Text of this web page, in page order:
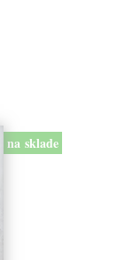
na sklade